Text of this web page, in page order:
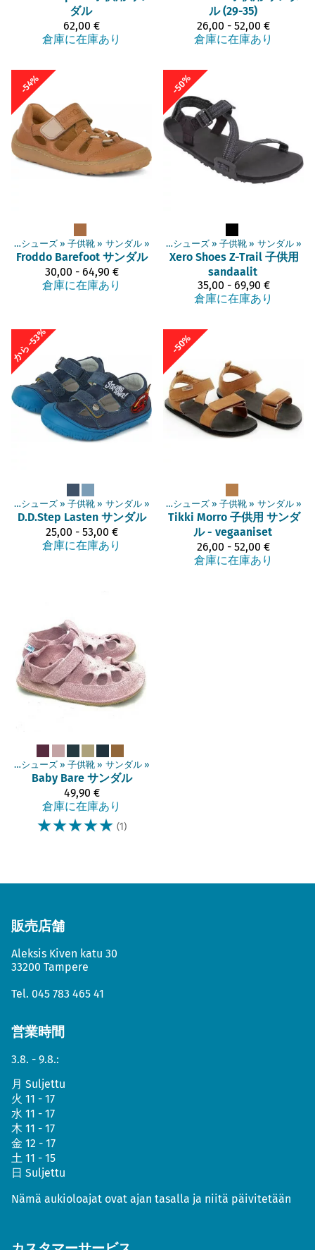
ダル
62,00 €
倉庫に在庫あり
ル (29-35)
26,00 - 52,00 €
倉庫に在庫あり
-54%
ベアフットシューズ ‪» 子供靴 ‪» サンダル ‪»
Froddo Barefoot サンダル
30,00 - 64,90 €
倉庫に在庫あり
-50%
商品‪» ベアフットシューズ ‪» 子供靴 ‪» サンダル ‪»
Xero Shoes Z-Trail 子供用
sandaalit
35,00 - 69,90 €
倉庫に在庫あり
から -53%
ベアフットシューズ ‪» 子供靴 ‪» サンダル ‪»
D.D.Step Lasten サンダル
25,00 - 53,00 €
倉庫に在庫あり
-50%
商品‪» ベアフットシューズ ‪» 子供靴 ‪» サンダル ‪»
Tikki Morro 子供用 サンダ
ル - vegaaniset
26,00 - 52,00 €
倉庫に在庫あり
ベアフットシューズ ‪» 子供靴 ‪» サンダル ‪»
Baby Bare サンダル
49,90 €
倉庫に在庫あり
☆☆☆☆☆ (1)
販売店舗
Aleksis Kiven katu 30
33200 Tampere
Tel. 045 783 465 41
営業時間
3.8. - 9.8.:
月 Suljettu
火 11 - 17
水 11 - 17
木 11 - 17
金 12 - 17
土 11 - 15
日 Suljettu
Nämä aukioloajat ovat ajan tasalla ja niitä päivitetään